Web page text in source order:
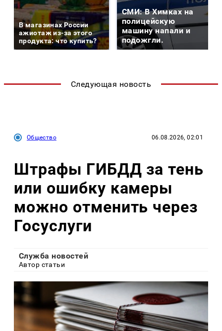
В магазинах России
ажиотаж из-за этого
продукта: что купить?
СМИ: В Химках на
полицейскую
машину напали и
подожгли.
Следующая новость
Общество 06.08.2026, 02:01
Штрафы ГИБДД за тень
или ошибку камеры
можно отменить через
Госуслуги
Служба новостей
Автор статьи